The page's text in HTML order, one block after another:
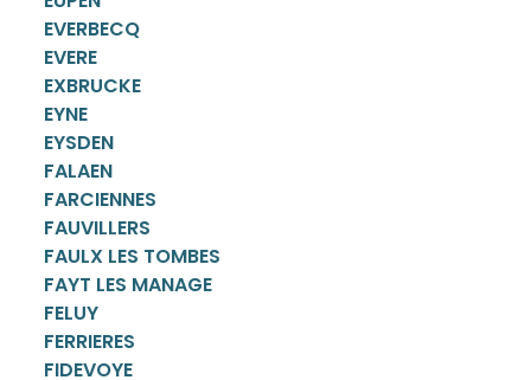
EVERBECQ
EVERE
EXBRUCKE
EYNE
EYSDEN
FALAEN
FARCIENNES
FAUVILLERS
FAULX LES TOMBES
FAYT LES MANAGE
FELUY
FERRIERES
FIDEVOYE